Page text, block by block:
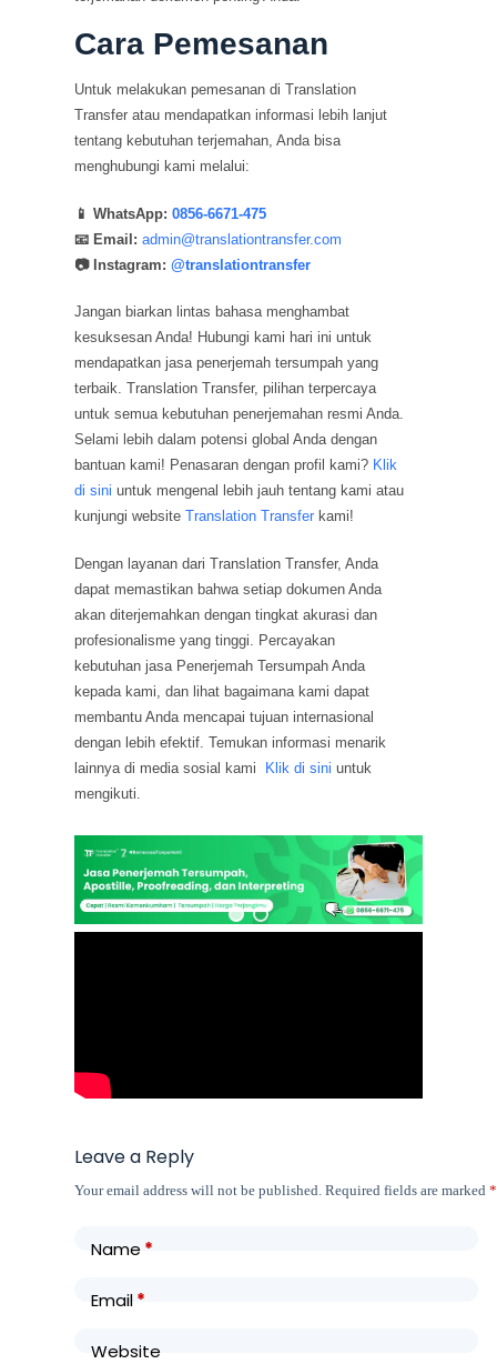
Cara Pemesanan
Untuk melakukan pemesanan di Translation
Transfer atau mendapatkan informasi lebih lanjut
tentang kebutuhan terjemahan, Anda bisa
menghubungi kami melalui:
📱 WhatsApp: 0856-6671-475
📧 Email: admin@translationtransfer.com
📷 Instagram: @translationtransfer
Jangan biarkan lintas bahasa menghambat
kesuksesan Anda! Hubungi kami hari ini untuk
mendapatkan jasa penerjemah tersumpah yang
terbaik. Translation Transfer, pilihan terpercaya
untuk semua kebutuhan penerjemahan resmi Anda.
Selami lebih dalam potensi global Anda dengan
bantuan kami! Penasaran dengan profil kami? Klik
di sini untuk mengenal lebih jauh tentang kami atau
kunjungi website Translation Transfer kami!
Dengan layanan dari Translation Transfer, Anda
dapat memastikan bahwa setiap dokumen Anda
akan diterjemahkan dengan tingkat akurasi dan
profesionalisme yang tinggi. Percayakan
kebutuhan jasa Penerjemah Tersumpah Anda
kepada kami, dan lihat bagaimana kami dapat
membantu Anda mencapai tujuan internasional
dengan lebih efektif. Temukan informasi menarik
lainnya di media sosial kami
Klik di sini untuk
mengikuti.
Leave a Reply
Your email address will not be published. Required fields are marked*
Name*
Email*
Website